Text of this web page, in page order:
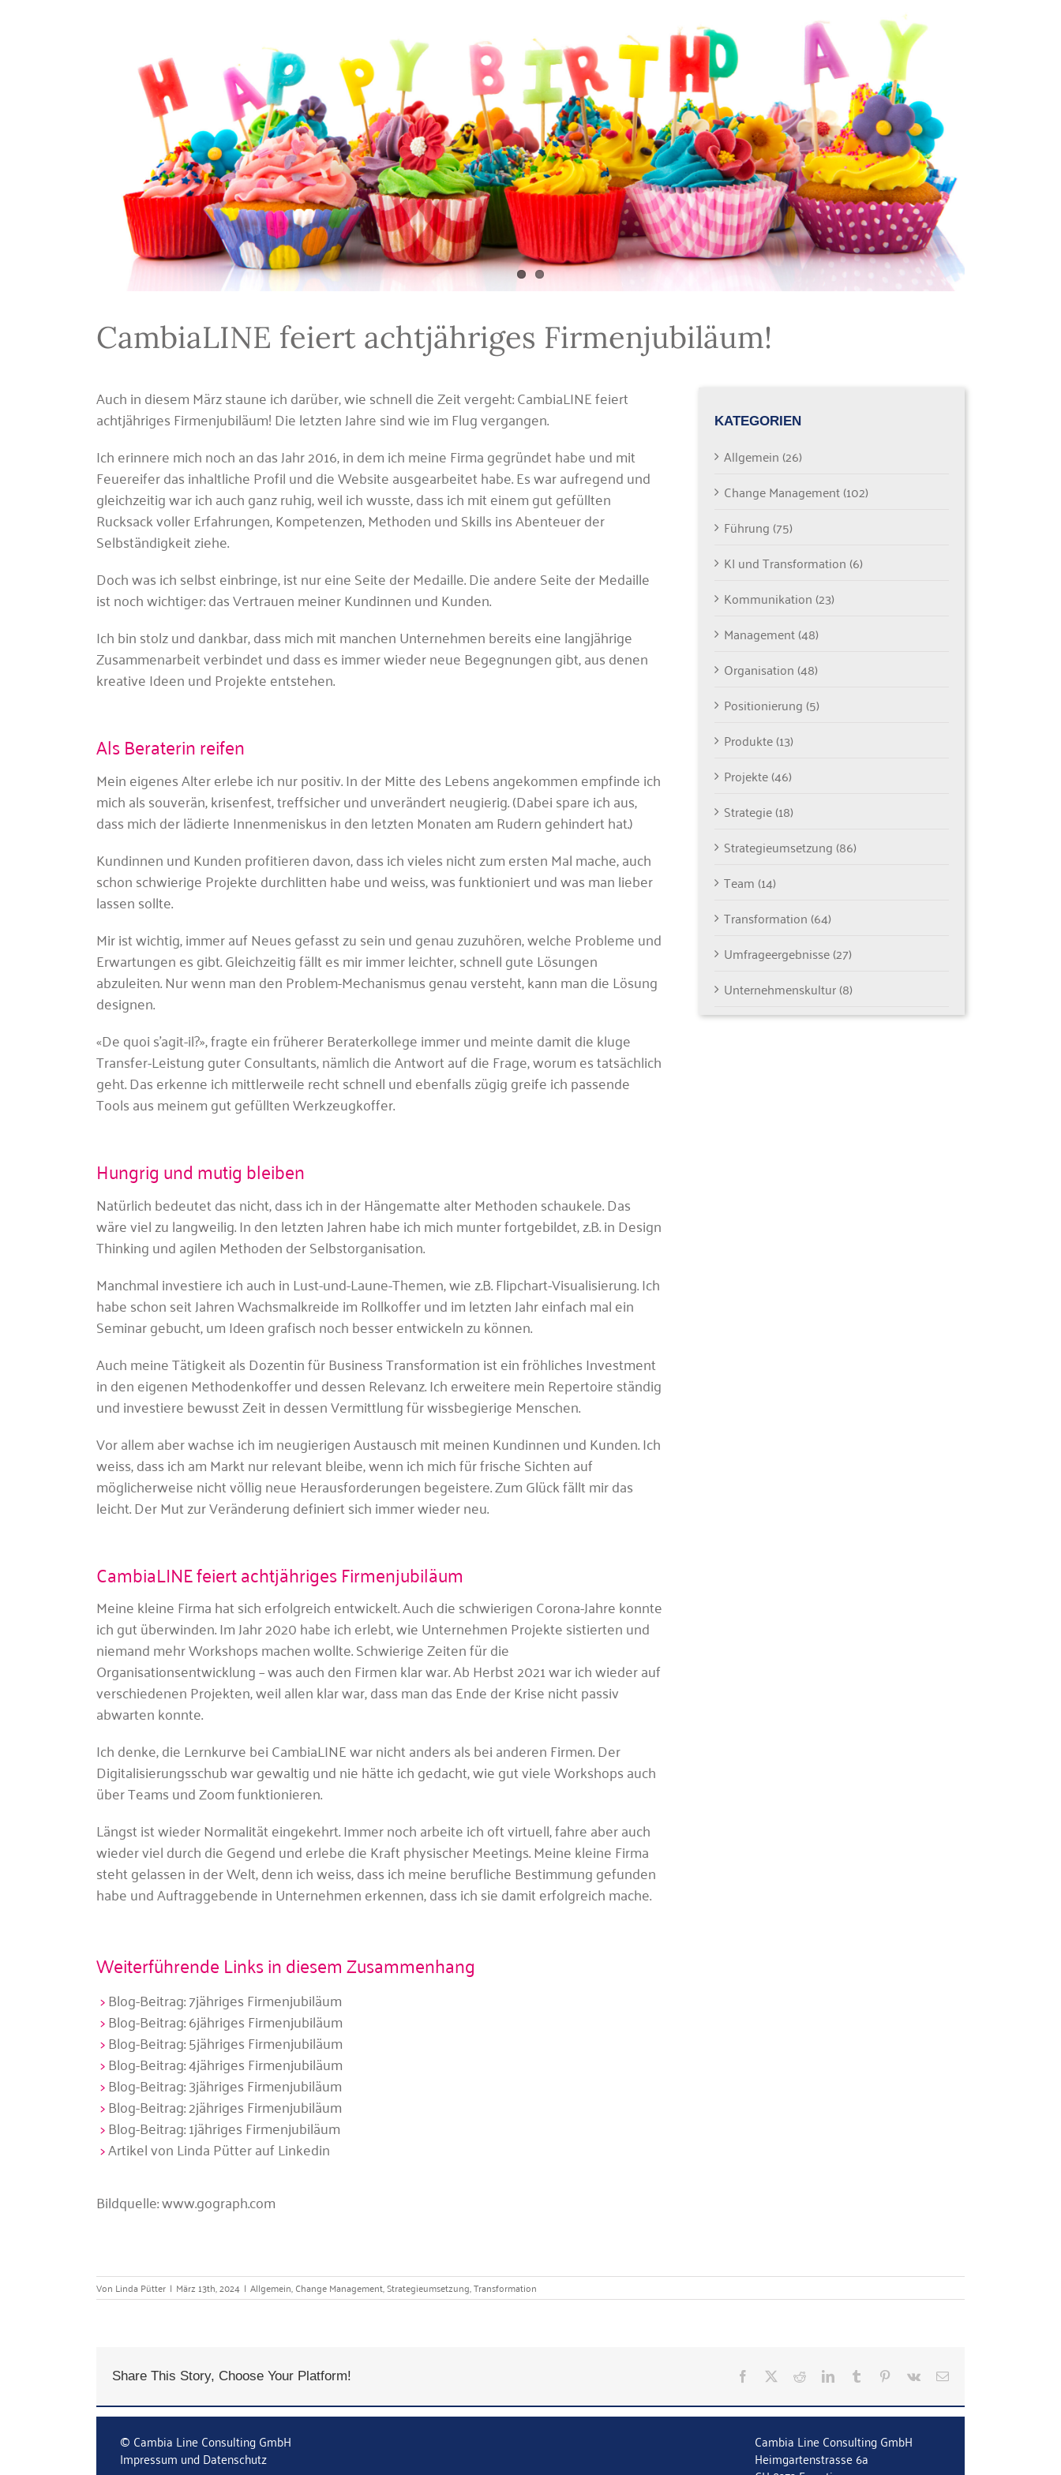
CambiaLINE feiert achtjähriges Firmenjubiläum!
Auch in diesem März staune ich darüber, wie schnell die Zeit vergeht: CambiaLINE feiert
achtjähriges Firmenjubiläum! Die letzten Jahre sind wie im Flug vergangen.
Ich erinnere mich noch an das Jahr 2016, in dem ich meine Firma gegründet habe und mit
Feuereifer das inhaltliche Profil und die Website ausgearbeitet habe. Es war aufregend und
gleichzeitig war ich auch ganz ruhig, weil ich wusste, dass ich mit einem gut gefüllten
Rucksack voller Erfahrungen, Kompetenzen, Methoden und Skills ins Abenteuer der
Selbständigkeit ziehe.
Doch was ich selbst einbringe, ist nur eine Seite der Medaille. Die andere Seite der Medaille
ist noch wichtiger: das Vertrauen meiner Kundinnen und Kunden.
Ich bin stolz und dankbar, dass mich mit manchen Unternehmen bereits eine langjährige
Zusammenarbeit verbindet und dass es immer wieder neue Begegnungen gibt, aus denen
kreative Ideen und Projekte entstehen.
Als Beraterin reifen
Mein eigenes Alter erlebe ich nur positiv. In der Mitte des Lebens angekommen empfinde ich
mich als souverän, krisenfest, treffsicher und unverändert neugierig. (Dabei spare ich aus,
dass mich der lädierte Innenmeniskus in den letzten Monaten am Rudern gehindert hat.)
Kundinnen und Kunden profitieren davon, dass ich vieles nicht zum ersten Mal mache, auch
schon schwierige Projekte durchlitten habe und weiss, was funktioniert und was man lieber
lassen sollte.
Mir ist wichtig, immer auf Neues gefasst zu sein und genau zuzuhören, welche Probleme und
Erwartungen es gibt. Gleichzeitig fällt es mir immer leichter, schnell gute Lösungen
abzuleiten. Nur wenn man den Problem-Mechanismus genau versteht, kann man die Lösung
designen.
«De quoi s’agit-il?», fragte ein früherer Beraterkollege immer und meinte damit die kluge
Transfer-Leistung guter Consultants, nämlich die Antwort auf die Frage, worum es tatsächlich
geht. Das erkenne ich mittlerweile recht schnell und ebenfalls zügig greife ich passende
Tools aus meinem gut gefüllten Werkzeugkoffer.
Hungrig und mutig bleiben
Natürlich bedeutet das nicht, dass ich in der Hängematte alter Methoden schaukele. Das
wäre viel zu langweilig. In den letzten Jahren habe ich mich munter fortgebildet, z.B. in Design
Thinking und agilen Methoden der Selbstorganisation.
Manchmal investiere ich auch in Lust-und-Laune-Themen, wie z.B. Flipchart-Visualisierung. Ich
habe schon seit Jahren Wachsmalkreide im Rollkoffer und im letzten Jahr einfach mal ein
Seminar gebucht, um Ideen grafisch noch besser entwickeln zu können.
Auch meine Tätigkeit als Dozentin für Business Transformation ist ein fröhliches Investment
in den eigenen Methodenkoffer und dessen Relevanz. Ich erweitere mein Repertoire ständig
und investiere bewusst Zeit in dessen Vermittlung für wissbegierige Menschen.
Vor allem aber wachse ich im neugierigen Austausch mit meinen Kundinnen und Kunden. Ich
weiss, dass ich am Markt nur relevant bleibe, wenn ich mich für frische Sichten auf
möglicherweise nicht völlig neue Herausforderungen begeistere. Zum Glück fällt mir das
leicht. Der Mut zur Veränderung definiert sich immer wieder neu.
CambiaLINE feiert achtjähriges Firmenjubiläum
Meine kleine Firma hat sich erfolgreich entwickelt. Auch die schwierigen Corona-Jahre konnte
ich gut überwinden. Im Jahr 2020 habe ich erlebt, wie Unternehmen Projekte sistierten und
niemand mehr Workshops machen wollte. Schwierige Zeiten für die
Organisationsentwicklung – was auch den Firmen klar war. Ab Herbst 2021 war ich wieder auf
verschiedenen Projekten, weil allen klar war, dass man das Ende der Krise nicht passiv
abwarten konnte.
Ich denke, die Lernkurve bei CambiaLINE war nicht anders als bei anderen Firmen. Der
Digitalisierungsschub war gewaltig und nie hätte ich gedacht, wie gut viele Workshops auch
über Teams und Zoom funktionieren.
Längst ist wieder Normalität eingekehrt. Immer noch arbeite ich oft virtuell, fahre aber auch
wieder viel durch die Gegend und erlebe die Kraft physischer Meetings. Meine kleine Firma
steht gelassen in der Welt, denn ich weiss, dass ich meine berufliche Bestimmung gefunden
habe und Auftraggebende in Unternehmen erkennen, dass ich sie damit erfolgreich mache.
KATEGORIEN
Allgemein (26)
Change Management (102)
Führung (75)
KI und Transformation (6)
Kommunikation (23)
Management (48)
Organisation (48)
Positionierung (5)
Produkte (13)
Projekte (46)
Strategie (18)
Strategieumsetzung (86)
Team (14)
Transformation (64)
Umfrageergebnisse (27)
Unternehmenskultur (8)
Weiterführende Links in diesem Zusammenhang
Blog-Beitrag: 7jähriges Firmenjubiläum
Blog-Beitrag: 6jähriges Firmenjubiläum
Blog-Beitrag: 5jähriges Firmenjubiläum
Blog-Beitrag: 4jähriges Firmenjubiläum
Blog-Beitrag: 3jähriges Firmenjubiläum
Blog-Beitrag: 2jähriges Firmenjubiläum
Blog-Beitrag: 1jähriges Firmenjubiläum
Artikel von Linda Pütter auf Linkedin
Bildquelle:www.gograph.com
Von Linda Pütter | März 13th, 2024 | Allgemein,Change Management,Strategieumsetzung,Transformation
Share This Story, Choose Your Platform! Facebook RedditLinkedInTumblr Pinterest
Vk
E-
© Cambia Line Consulting GmbH
Impressum und Datenschutz
Cambia Line Consulting GmbH
Heimgartenstrasse 6a